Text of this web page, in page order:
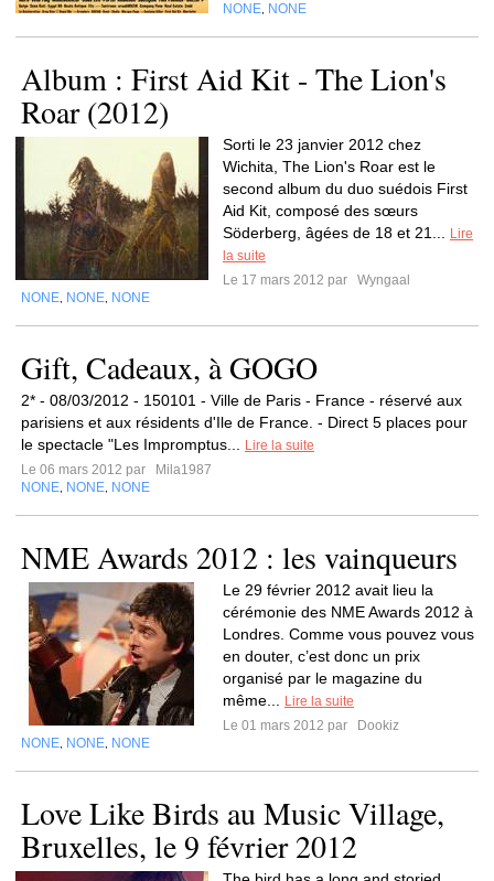
NONE NONE
Album : First Aid Kit - The Lion's
Roar (2012)
Sorti le 23 janvier 2012 chez
Wichita, The Lion's Roar est le
second album du duo suédois First
Aid Kit, composé des sœurs
Söderberg, âgées de 18 et 21...
Lire
la suite
Le 17 mars 2012 par
Wyngaal
NONE NONE NONE
Gift, Cadeaux, à GOGO
2* - 08/03/2012 - 150101 - Ville de Paris - France - réservé aux
parisiens et aux résidents d'Ile de France. - Direct 5 places pour
le spectacle "Les Impromptus...
Lire la suite
Le 06 mars 2012 par
Mila1987
NONE NONE NONE
NME Awards 2012 : les vainqueurs
Le 29 février 2012 avait lieu la
cérémonie des NME Awards 2012 à
Londres. Comme vous pouvez vous
en douter, c’est donc un prix
organisé par le magazine du
même...
Lire la suite
Le 01 mars 2012 par
Dookiz
NONE NONE NONE
Love Like Birds au Music Village,
Bruxelles, le 9 février 2012